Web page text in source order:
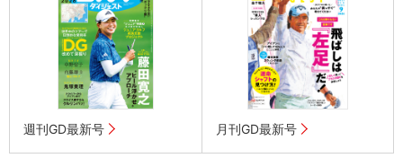
週刊GD最新号 月刊GD最新号